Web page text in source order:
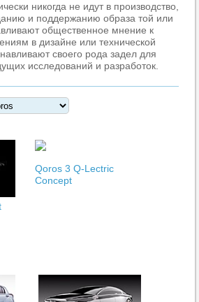
никогда не идут в производство,
и поддержанию образа той или
общественное мнение к
в дизайне или технической
своего рода задел для
исследований и разработок.
Qoros 3 Q-Lectric
Concept